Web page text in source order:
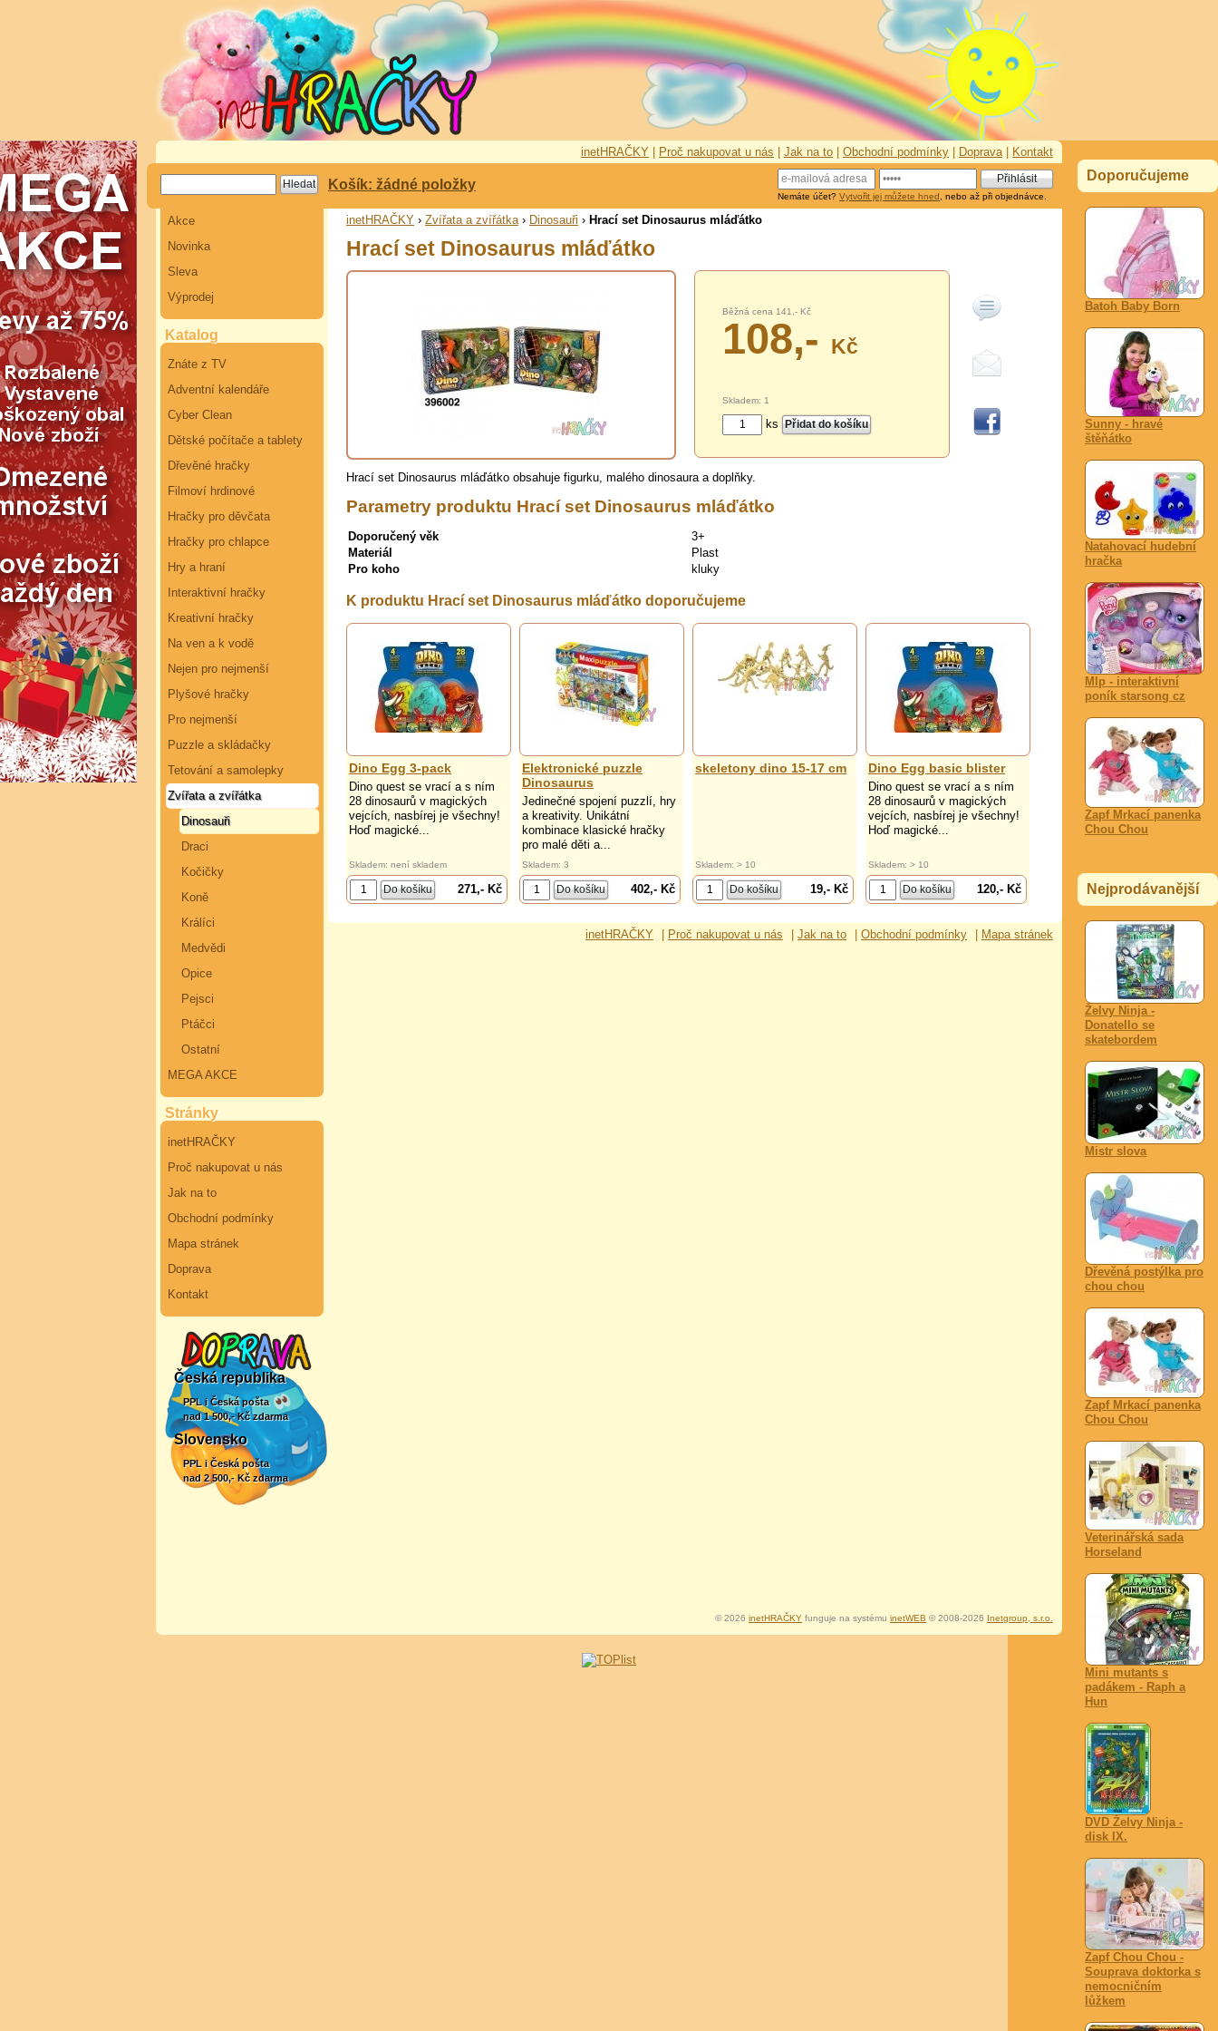
Doporučujeme
Batoh Baby Born
Sunny - hravé
štěňátko
Natahovací hudební
hračka
Mlp - interaktivní
poník starsong cz
Zapf Mrkací panenka
Chou Chou
Nejprodávanější
Želvy Ninja -
Donatello se
skatebordem
Mistr slova
Dřevěná postýlka pro
chou chou
Zapf Mrkací panenka
Chou Chou
Veterinářská sada
Horseland
Mini mutants s
padákem - Raph a
Hun
DVD Želvy Ninja -
disk IX.
Zapf Chou Chou -
Souprava doktorka s
nemocničním
lůžkem
inetHRAČKY Proč nakupovat u nás Jak na to Obchodní podmínky Doprava| Kontakt
Nemáte účet? Vytvořit jej můžete hned , nebo až při objednávce.
Košík: žádné položky
Akce
Novinka
Sleva
Výprodej
Katalog
Znáte z TV
Adventní kalendáře
Cyber Clean
Dětské počítače a tablety
Dřevěné hračky
Filmoví hrdinové
Hračky pro děvčata
Hračky pro chlapce
Hry a hraní
Interaktivní hračky
Kreativní hračky
Na ven a k vodě
Nejen pro nejmenší
Plyšové hračky
Pro nejmenší
Puzzle a skládačky
Tetování a samolepky
Zvířata a zvířátka
Dinosauři
Draci
Kočičky
Koně
Králíci
Medvědi
Opice
Pejsci
Ptáčci
Ostatní
MEGA AKCE
Stránky
inetHRAČKY
Proč nakupovat u nás
Jak na to
Obchodní podmínky
Mapa stránek
Doprava
Kontakt
Česká republika
PPL i Česká pošta
nad 1 500,- Kč zdarma
Slovensko
PPL i Česká pošta
nad 2 500,- Kč zdarma
inetHRAČKY › Zvířata a zvířátka› Dinosauři › Hrací set Dinosaurus mláďátko
Hrací set Dinosaurus mláďátko
Běžná cena 141,- Kč
108,- Kč
Skladem: 1
ks
Hrací set Dinosaurus mláďátko obsahuje figurku, malého dinosaura a doplňky.
Parametry produktu Hrací set Dinosaurus mláďátko
Doporučený věk
3+
Materiál
Plast
Pro koho
kluky
K produktu Hrací set Dinosaurus mláďátko doporučujeme
Dino Egg 3-pack
Dino quest se vrací a s ním
28 dinosaurů v magických
vejcích, nasbírej je všechny!
Hoď magické...
Skladem: není skladem
271,- Kč
Elektronické puzzle
Dinosaurus
Jedinečné spojení puzzlí, hry
a kreativity. Unikátní
kombinace klasické hračky
pro malé děti a...
Skladem: 3
402,- Kč
skeletony dino 15-17 cm
Skladem: > 10
19,- Kč
Dino Egg basic blister
Dino quest se vrací a s ním
28 dinosaurů v magických
vejcích, nasbírej je všechny!
Hoď magické...
Skladem: > 10
120,- Kč
inetHRAČKY Proč nakupovat u nás Jak na to Obchodní podmínky Mapa stránek
© 2026 inetHRAČKY funguje na systému inetWEB © 2008-2026 Inetgroup, s.r.o.